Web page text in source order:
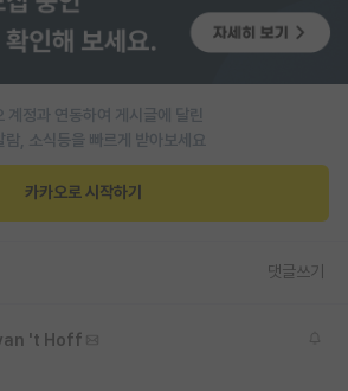
시판
시판
판
계정과 연동하여 게시글에 달린
람, 소식등을 빠르게 받아보세요
카카오로 시작하기
댓글쓰기
't Hoff